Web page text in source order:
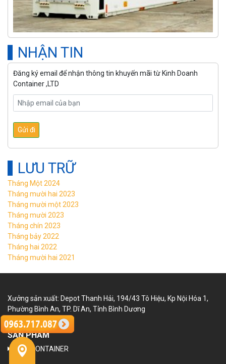
NHẬN TIN
Đăng ký email để nhận thông tin khuyến mãi từ Kinh Doanh
Container ,LTD
LƯU TRỮ
Tháng Một 2024
Tháng mười hai 2023
Tháng mười một 2023
Tháng mười 2023
Tháng chín 2023
Tháng bảy 2022
Tháng hai 2022
Tháng mười hai 2021
Xưởng sản xuất: Depot Thanh Hải, 194/43 Tô Hiệu, Kp Nội Hóa 1,
Phường Bình An, TP. Dĩ An, Tỉnh Bình Dương
SẢN PHẨM
NHÀ CONTAINER